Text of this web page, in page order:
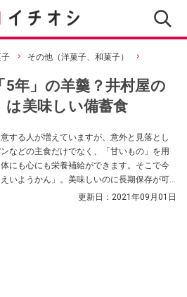
その他（洋菓子、和菓子）
5年」の羊羹？井村屋の
は美味しい備蓄食
する人が増えていますが、意外と見落とし
などの主食だけでなく、「甘いもの」を用
にも心にも栄養補給ができます。そこで今
いようかん」。美味しいのに長期保存が可
す！ イチオシ編集部がその魅力をご紹介し
更新日： 2021年09月01日